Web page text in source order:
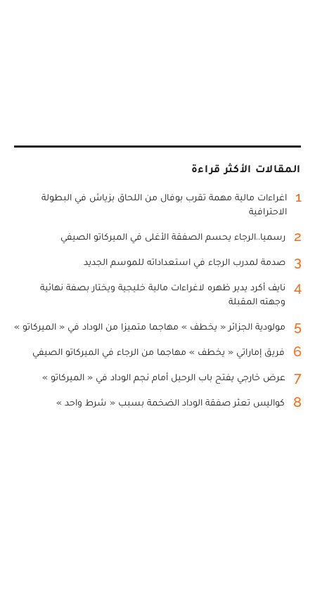
المقالات الأكثر قراءة
1
اغراءات مالية مهمة تقرب بوفال من اللحاق بزياش في البطولة
الاحترافية
2 رسميا..الرجاء يحسم الصفقة الأغلى في الميركاتو الصيفي
3 صدمة لمدرب الرجاء في استعداداته للموسم الجديد
4
نايف أكرد يدير ظهره لاغراءات مالية خليجية ويختار بصفة نهائية
وجهته المقبلة
5 مولودية الجزائر « يخطف » مهاجما متميزا من الوداد في « الميركاتو »
6 فريق إماراتي « يخطف » مهاجما من الرجاء في الميركاتو الصيفي
7 عرض خارجي يفتح باب الرحيل أمام نجم الوداد في « الميركاتو »
8 كواليس تعثر صفقة الوداد الضخمة بسبب « شرط واحد »